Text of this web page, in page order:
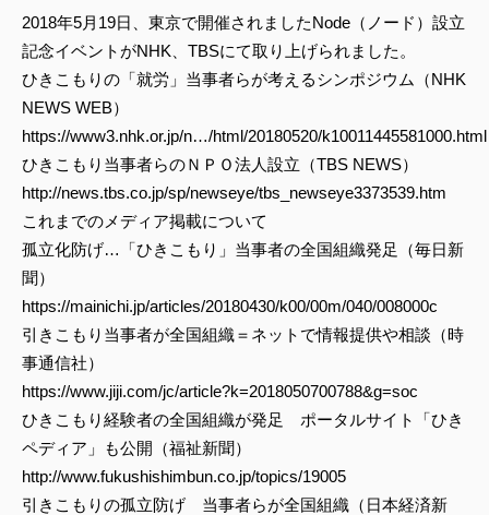
2018年5月19日、東京で開催されましたNode（ノード）設立
記念イベントがNHK、TBSにて取り上げられました。
ひきこもりの「就労」当事者らが考えるシンポジウム（NHK
NEWS WEB）
https://www3.nhk.or.jp/n…/html/20180520/k10011445581000.html
ひきこもり当事者らのＮＰＯ法人設立（TBS NEWS）
http://news.tbs.co.jp/sp/newseye/tbs_newseye3373539.htm
これまでのメディア掲載について
孤立化防げ…「ひきこもり」当事者の全国組織発足（毎日新
聞）
https://mainichi.jp/articles/20180430/k00/00m/040/008000c
引きこもり当事者が全国組織＝ネットで情報提供や相談（時
事通信社）
https://www.jiji.com/jc/article?k=2018050700788&g=soc
ひきこもり経験者の全国組織が発足 ポータルサイト「ひき
ペディア」も公開（福祉新聞）
http://www.fukushishimbun.co.jp/topics/19005
引きこもりの孤立防げ 当事者らが全国組織（日本経済新